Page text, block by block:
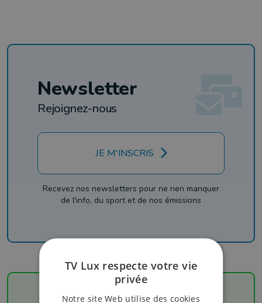
Newsletter
Rejoignez-nous
JE M'INSCRIS
Recevez nos newsletters pour ne rien manquer
de l'info, du sport et de nos émissions
TV Lux respecte votre vie
privée
Notre site Web utilise des cookies